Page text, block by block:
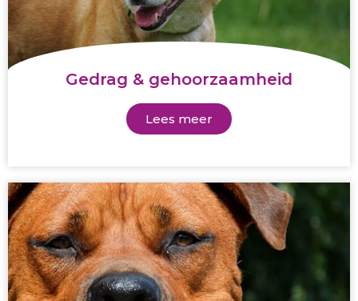
Gedrag & gehoorzaamheid
Lees meer